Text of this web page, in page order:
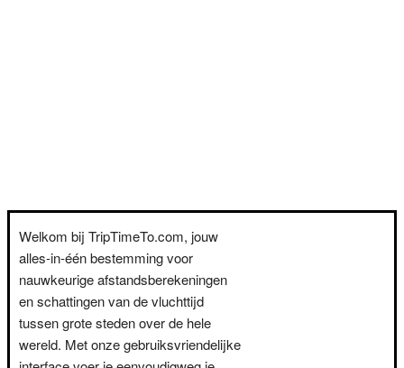
Welkom bij TripTimeTo.com, jouw
alles-in-één bestemming voor
nauwkeurige afstandsberekeningen
en schattingen van de vluchttijd
tussen grote steden over de hele
wereld. Met onze gebruiksvriendelijke